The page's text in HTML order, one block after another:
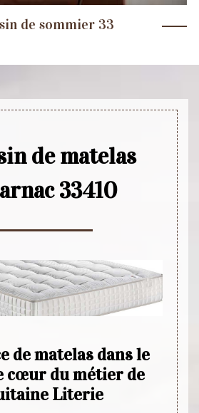
de sommier 33
de matelas
33410
de matelas dans le
cœur du métier de
Literie